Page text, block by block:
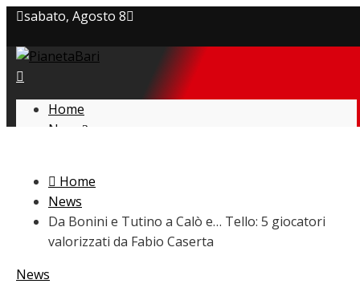
sabato, Agosto 8
Privacy policy
Cookie Policy
Home
News
L’avversario
Giovanili
Le pagelle
Interviste
Focus
Home
News
Da Bonini e Tutino a Calò e… Tello: 5 giocatori
valorizzati da Fabio Caserta
News